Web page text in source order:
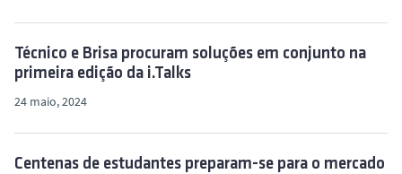
Técnico e Brisa procuram soluções em conjunto na
primeira edição da i.Talks
24 maio, 2024
Centenas de estudantes preparam-se para o mercado